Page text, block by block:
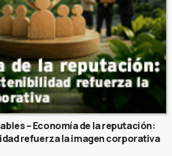
– Economía de la reputación:
refuerza la imagen corporativa